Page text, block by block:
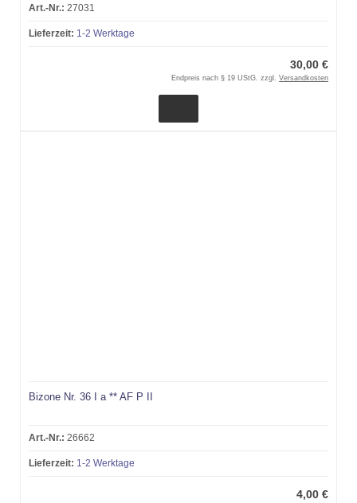
Art.-Nr.: 27031
Lieferzeit: 1-2 Werktage
30,00 €
Endpreis nach § 19 UStG. zzgl. Versandkosten
Bizone Nr. 36 I a ** AF P II
Art.-Nr.: 26662
Lieferzeit: 1-2 Werktage
4,00 €